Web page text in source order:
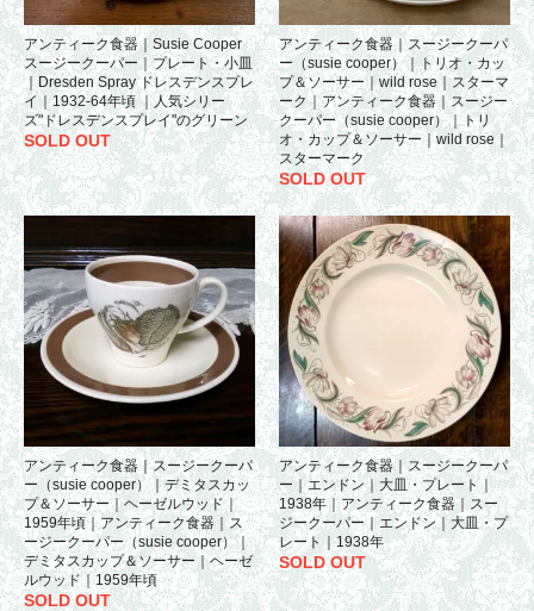
アンティーク食器｜Susie Cooper
スージークーパー｜プレート・小皿
｜Dresden Spray ドレスデンスプレ
イ｜1932-64年頃 ｜人気シリー
ズ"ドレスデンスプレイ"のグリーン
SOLD OUT
アンティーク食器｜スージークーパ
ー（susie cooper）｜トリオ・カッ
プ＆ソーサー｜wild rose｜スターマ
ーク｜アンティーク食器｜スージー
クーパー（susie cooper）｜トリ
オ・カップ＆ソーサー｜wild rose｜
スターマーク
SOLD OUT
アンティーク食器｜スージークーパ
ー（susie cooper）｜デミタスカッ
プ＆ソーサー｜ヘーゼルウッド｜
1959年頃｜アンティーク食器｜ス
ージークーパー（susie cooper）｜
デミタスカップ＆ソーサー｜ヘーゼ
ルウッド｜1959年頃
SOLD OUT
アンティーク食器｜スージークーパ
ー｜エンドン｜大皿・プレート｜
1938年｜アンティーク食器｜スー
ジークーパー｜エンドン｜大皿・プ
レート｜1938年
SOLD OUT